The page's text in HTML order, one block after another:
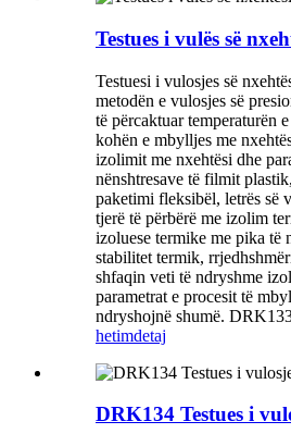
Testues i vulës së
Testuesi i vulosjes së
metodën e vulosjes së
të përcaktuar temperaturën
kohën e mbylljes me
izolimit me nxehtësi dhe
nënshtresave të filmit
paketimi fleksibël, letrës së
tjerë të përbërë me izolim
izoluese termike me pika të
stabilitet termik,
shfaqin veti të ndryshme
parametrat e procesit të
ndryshojnë shumë.
hetimdetaj
DRK134 Testues i